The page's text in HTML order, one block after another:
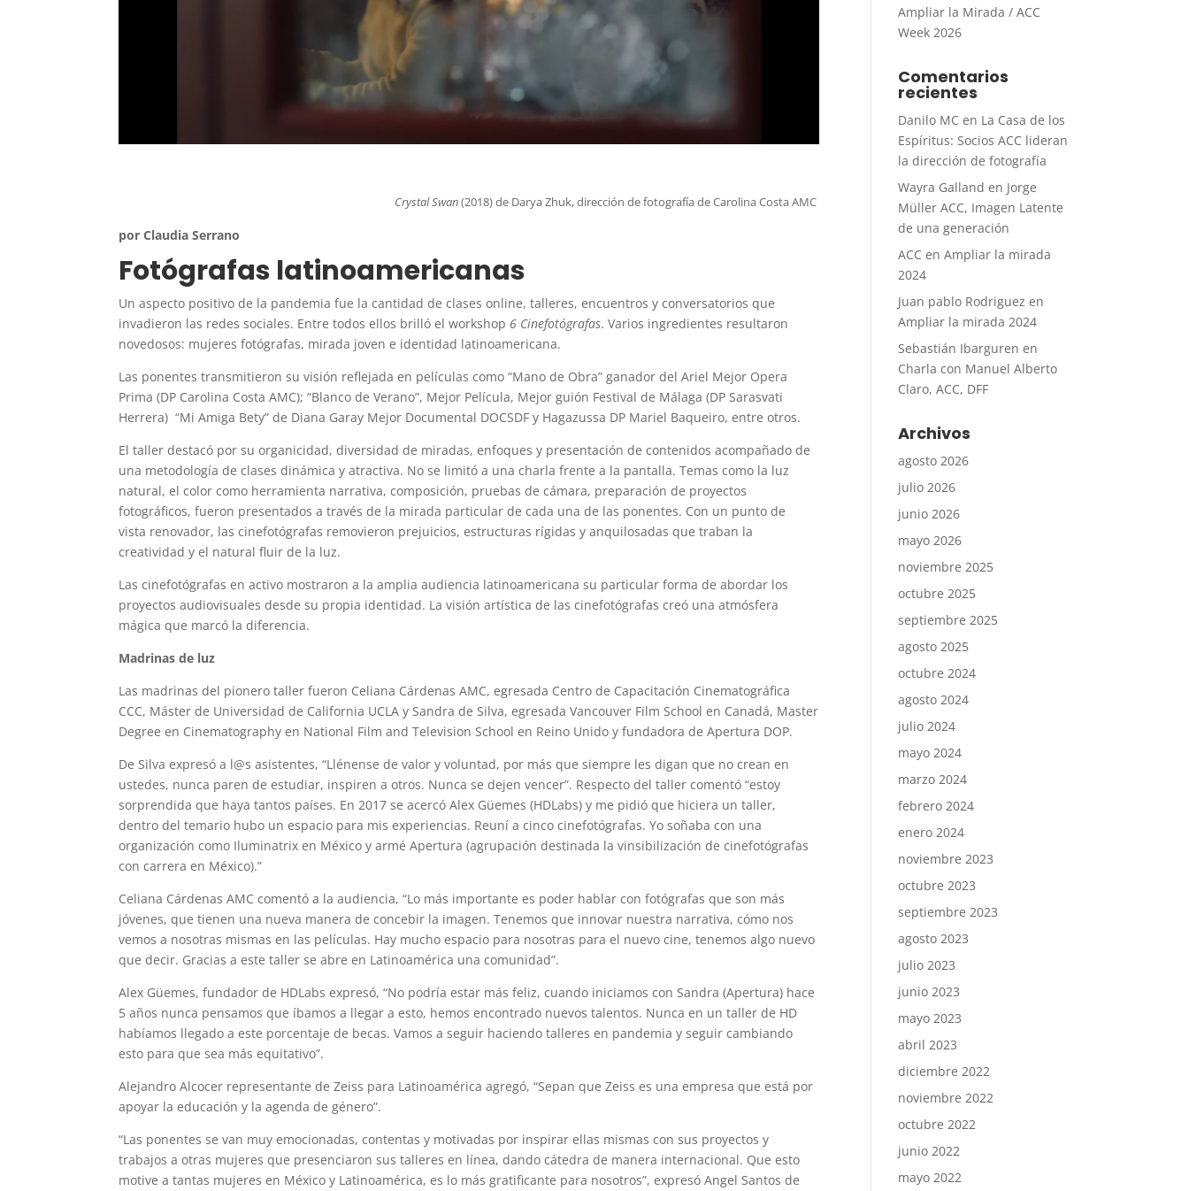
Crystal Swan(2018) de Darya Zhuk, dirección de fotografía de Carolina Costa AMC
por Claudia Serrano
Fotógrafas latinoamericanas
Un aspecto positivo de la pandemia fue la cantidad de clases online, talleres, encuentros y conversatorios que
invadieron las redes sociales. Entre todos ellos brilló el workshop 6 Cinefotógrafas. Varios ingredientes resultaron
novedosos: mujeres fotógrafas, mirada joven e identidad latinoamericana.
Las ponentes transmitieron su visión reflejada en películas como “Mano de Obra” ganador del Ariel Mejor Opera
Prima (DP Carolina Costa AMC); “Blanco de Verano”, Mejor Película, Mejor guión Festival de Málaga (DP Sarasvati
Herrera) “Mi Amiga Bety” de Diana Garay Mejor Documental DOCSDF y Hagazussa DP Mariel Baqueiro, entre otros.
El taller destacó por su organicidad, diversidad de miradas, enfoques y presentación de contenidos acompañado de
una metodología de clases dinámica y atractiva. No se limitó a una charla frente a la pantalla. Temas como la luz
natural, el color como herramienta narrativa, composición, pruebas de cámara, preparación de proyectos
fotográficos, fueron presentados a través de la mirada particular de cada una de las ponentes. Con un punto de
vista renovador, las cinefotógrafas removieron prejuicios, estructuras rígidas y anquilosadas que traban la
creatividad y el natural fluir de la luz.
Las cinefotógrafas en activo mostraron a la amplia audiencia latinoamericana su particular forma de abordar los
proyectos audiovisuales desde su propia identidad. La visión artística de las cinefotógrafas creó una atmósfera
mágica que marcó la diferencia.
Madrinas de luz
Las madrinas del pionero taller fueron Celiana Cárdenas AMC, egresada Centro de Capacitación Cinematográfica
CCC, Máster de Universidad de California UCLA y Sandra de Silva, egresada Vancouver Film School en Canadá, Master
Degree en Cinematography en National Film and Television School en Reino Unido y fundadora de Apertura DOP.
De Silva expresó a l@s asistentes, “Llénense de valor y voluntad, por más que siempre les digan que no crean en
ustedes, nunca paren de estudiar, inspiren a otros. Nunca se dejen vencer”. Respecto del taller comentó “estoy
sorprendida que haya tantos países. En 2017 se acercó Alex Güemes (HDLabs) y me pidió que hiciera un taller,
dentro del temario hubo un espacio para mis experiencias. Reuní a cinco cinefotógrafas. Yo soñaba con una
organización como Iluminatrix en México y armé Apertura (agrupación destinada la vinsibilización de cinefotógrafas
con carrera en México).”
Celiana Cárdenas AMC comentó a la audiencia, “Lo más importante es poder hablar con fotógrafas que son más
jóvenes, que tienen una nueva manera de concebir la imagen. Tenemos que innovar nuestra narrativa, cómo nos
vemos a nosotras mismas en las películas. Hay mucho espacio para nosotras para el nuevo cine, tenemos algo nuevo
que decir. Gracias a este taller se abre en Latinoamérica una comunidad”.
Alex Güemes, fundador de HDLabs expresó, “No podría estar más feliz, cuando iniciamos con Sandra (Apertura) hace
5 años nunca pensamos que íbamos a llegar a esto, hemos encontrado nuevos talentos. Nunca en un taller de HD
habíamos llegado a este porcentaje de becas. Vamos a seguir haciendo talleres en pandemia y seguir cambiando
esto para que sea más equitativo”.
Alejandro Alcocer representante de Zeiss para Latinoamérica agregó, “Sepan que Zeiss es una empresa que está por
apoyar la educación y la agenda de género”.
“Las ponentes se van muy emocionadas, contentas y motivadas por inspirar ellas mismas con sus proyectos y
trabajos a otras mujeres que presenciaron sus talleres en línea, dando cátedra de manera internacional. Que esto
motive a tantas mujeres en México y Latinoamérica, es lo más gratificante para nosotros”, expresó Angel Santos de
Ampliar la Mirada / ACC
Week 2026
Comentarios
recientes
Danilo MC en La Casa de los
Espíritus: Socios ACC lideran
la dirección de fotografía
Wayra Galland en Jorge
Müller ACC, Imagen Latente
de una generación
ACC enAmpliar la mirada
2024
Juan pablo Rodriguez en
Ampliar la mirada 2024
Sebastián Ibarguren en
Charla con Manuel Alberto
Claro, ACC, DFF
Archivos
agosto 2026
julio 2026
junio 2026
mayo 2026
noviembre 2025
octubre 2025
septiembre 2025
agosto 2025
octubre 2024
agosto 2024
julio 2024
mayo 2024
marzo 2024
febrero 2024
enero 2024
noviembre 2023
octubre 2023
septiembre 2023
agosto 2023
julio 2023
junio 2023
mayo 2023
abril 2023
diciembre 2022
noviembre 2022
octubre 2022
junio 2022
mayo 2022